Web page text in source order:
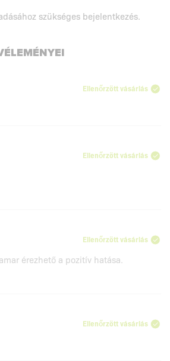
szükséges bejelentkezés.
Ellenőrzött vásárlás
Ellenőrzött vásárlás
Ellenőrzött vásárlás
érezhető a pozitív hatása.
Ellenőrzött vásárlás